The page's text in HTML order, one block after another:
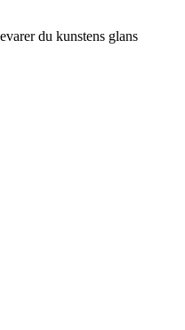
du kunstens glans